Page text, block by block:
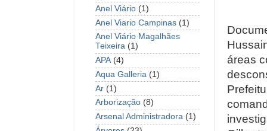
áreas
Anel Viário (1)
Anel Viario Campinas (1)
Anel Viário Magalhães
Teixeira (1)
APA (4)
Aqua Galleria (1)
Ar (1)
Arborização (8)
Arsenal Administradora (1)